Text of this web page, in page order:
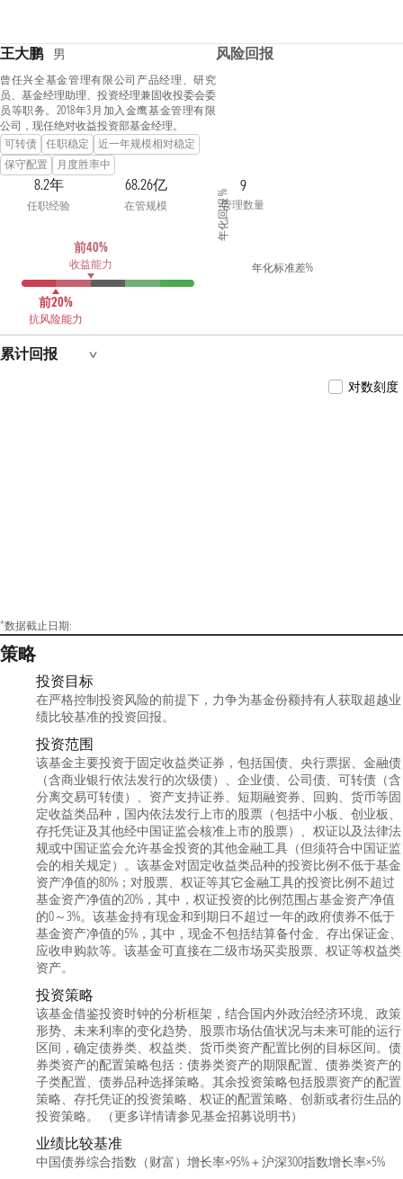
王大鹏 男
曾任兴全基金管理有限公司产品经理、研究
员、基金经理助理、投资经理兼固收投委会委
员等职务。2018年3月加入金鹰基金管理有限
公司，现任绝对收益投资部基金经理。
可转债
任职稳定
近一年规模相对稳定
保守配置
月度胜率中
8.2年
任职经验
68.26亿
在管规模
9
管理数量
前40%
收益能力
前20%
抗风险能力
风险回报
年化回报 %
年化标准差%
累计回报
对数刻度
*数据截止日期:
策略
投资目标
在严格控制投资风险的前提下，力争为基金份额持有人获取超越业
绩比较基准的投资回报。
投资范围
该基金主要投资于固定收益类证券，包括国债、央行票据、金融债
（含商业银行依法发行的次级债）、企业债、公司债、可转债（含
分离交易可转债）、资产支持证券、短期融资券、回购、货币等固
定收益类品种，国内依法发行上市的股票（包括中小板、创业板、
存托凭证及其他经中国证监会核准上市的股票）、权证以及法律法
规或中国证监会允许基金投资的其他金融工具（但须符合中国证监
会的相关规定）。该基金对固定收益类品种的投资比例不低于基金
资产净值的80%；对股票、权证等其它金融工具的投资比例不超过
基金资产净值的20%，其中，权证投资的比例范围占基金资产净值
的0～3%。该基金持有现金和到期日不超过一年的政府债券不低于
基金资产净值的5%，其中，现金不包括结算备付金、存出保证金、
应收申购款等。该基金可直接在二级市场买卖股票、权证等权益类
资产。
投资策略
该基金借鉴投资时钟的分析框架，结合国内外政治经济环境、政策
形势、未来利率的变化趋势、股票市场估值状况与未来可能的运行
区间，确定债券类、权益类、货币类资产配置比例的目标区间。债
券类资产的配置策略包括：债券类资产的期限配置、债券类资产的
子类配置、债券品种选择策略。其余投资策略包括股票资产的配置
策略、存托凭证的投资策略、权证的配置策略、创新或者衍生品的
投资策略。 （更多详情请参见基金招募说明书）
业绩比较基准
中国债券综合指数（财富）增长率×95%＋沪深300指数增长率×5%